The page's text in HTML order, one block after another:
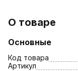
О товаре
Основные
Код товара
Артикул